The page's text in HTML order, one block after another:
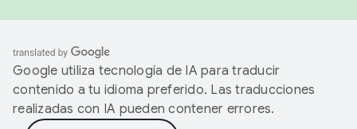
Google utiliza tecnología de IA para traducir
contenido a tu idioma preferido. Las traducciones
realizadas con IA pueden contener errores.